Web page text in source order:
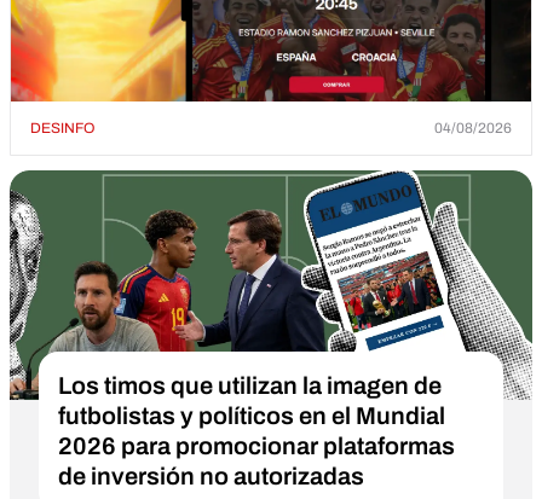
DESINFO 04/08/2026
Los timos que utilizan la imagen de
futbolistas y políticos en el Mundial
2026 para promocionar plataformas
de inversión no autorizadas